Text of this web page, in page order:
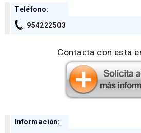
Teléfono:
954222503
Contacta con esta
Información: